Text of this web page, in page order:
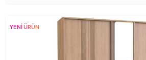
YENİ ÜRÜN